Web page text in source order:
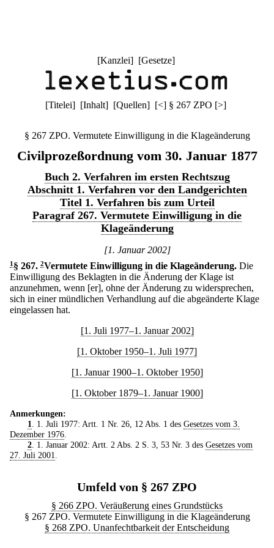
[Kanzlei] [Gesetze]
[Titelei] [Inhalt] [Quellen] [<] § 267 ZPO [>]
§ 267 ZPO. Vermutete Einwilligung in die Klageänderung
Civilprozeßordnung vom 30. Januar 1877
Buch 2. Verfahren im ersten Rechtszug
Abschnitt 1. Verfahren vor den Landgerichten
Titel 1. Verfahren bis zum Urteil
Paragraf 267. Vermutete Einwilligung in die
Klageänderung
[1. Januar 2002]
1 § 267. 2Vermutete Einwilligung in die Klageänderung. Die
Einwilligung des Beklagten in die Änderung der Klage ist
anzunehmen, wenn [er], ohne der Änderung zu widersprechen,
sich in einer mündlichen Verhandlung auf die abgeänderte Klage
eingelassen hat.
[1. Juli 1977–1. Januar 2002]
[1. Oktober 1950–1. Juli 1977]
[1. Januar 1900–1. Oktober 1950]
[1. Oktober 1879–1. Januar 1900]
Anmerkungen:
1
. 1. Juli 1977: Artt. 1 Nr. 26, 12 Abs. 1 des Gesetzes vom 3.
Dezember 1976
2. 1. Januar 2002: Artt. 2 Abs. 2 S. 3, 53 Nr. 3 des Gesetzes vom
27. Juli 2001
Umfeld von § 267 ZPO
§ 266 ZPO. Veräußerung eines Grundstücks
§ 267 ZPO. Vermutete Einwilligung in die Klageänderung
§ 268 ZPO. Unanfechtbarkeit der Entscheidung